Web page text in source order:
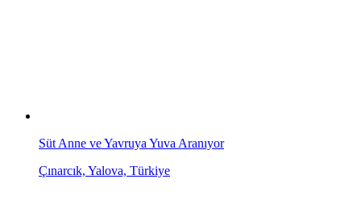
Süt Anne ve Yavruya Yuva Aranıyor
Çınarcık, Yalova, Türkiye